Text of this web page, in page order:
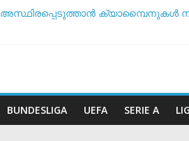
അസ്ഥിരപ്പെടുത്താൻ
BUNDESLIGA UEFA SERIE A